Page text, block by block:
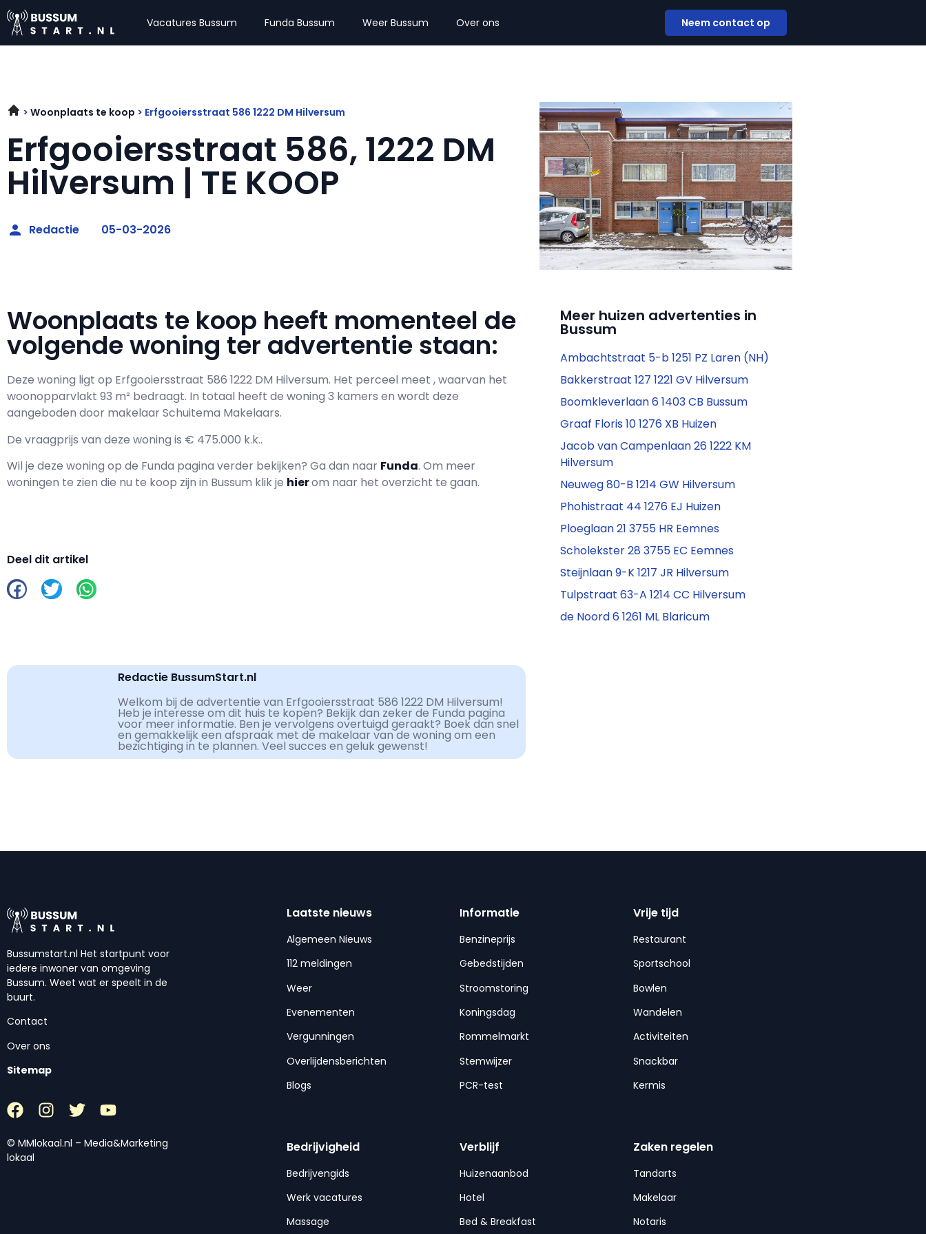
Vacatures Bussum Funda Bussum Weer Bussum Over ons Neem contact op
Woonplaats te koop Erfgooiersstraat 586 1222 DM Hilversum
Erfgooiersstraat 586, 1222 DM
Hilversum | TE KOOP
Redactie 05-03-2026
Woonplaats te koop heeft momenteel de
volgende woning ter advertentie staan:
Deze woning ligt op Erfgooiersstraat 586 1222 DM Hilversum. Het perceel meet , waarvan het
woonopparvlakt 93 m² bedraagt. In totaal heeft de woning 3 kamers en wordt deze
aangeboden door makelaar Schuitema Makelaars.
De vraagprijs van deze woning is € 475.000 k.k..
Wil je deze woning op de Funda pagina verder bekijken? Ga dan naar Funda. Om meer
woningen te zien die nu te koop zijn in Bussum klik je hierom naar het overzicht te gaan.
Deel dit artikel
Redactie BussumStart.nl
Welkom bij de advertentie van Erfgooiersstraat 586 1222 DM Hilversum!
Heb je interesse om dit huis te kopen? Bekijk dan zeker de Funda pagina
voor meer informatie. Ben je vervolgens overtuigd geraakt? Boek dan snel
en gemakkelijk een afspraak met de makelaar van de woning om een
bezichtiging in te plannen. Veel succes en geluk gewenst!
Meer huizen advertenties in
Bussum
Ambachtstraat 5-b 1251 PZ Laren (NH)
Bakkerstraat 127 1221 GV Hilversum
Boomkleverlaan 6 1403 CB Bussum
Graaf Floris 10 1276 XB Huizen
Jacob van Campenlaan 26 1222 KM
Hilversum
Neuweg 80-B 1214 GW Hilversum
Phohistraat 44 1276 EJ Huizen
Ploeglaan 21 3755 HR Eemnes
Scholekster 28 3755 EC Eemnes
Steijnlaan 9-K 1217 JR Hilversum
Tulpstraat 63-A 1214 CC Hilversum
de Noord 6 1261 ML Blaricum
Bussumstart.nl Het startpunt voor
iedere inwoner van omgeving
Bussum. Weet wat er speelt in de
buurt.
Contact
Over ons
Sitemap
© MMlokaal.nl – Media&Marketing
lokaal
Laatste nieuws
Algemeen Nieuws
112 meldingen
Weer
Evenementen
Vergunningen
Overlijdensberichten
Blogs
Informatie
Benzineprijs
Gebedstijden
Stroomstoring
Koningsdag
Rommelmarkt
Stemwijzer
PCR-test
Vrije tijd
Restaurant
Sportschool
Bowlen
Wandelen
Activiteiten
Snackbar
Kermis
Bedrijvigheid
Bedrijvengids
Werk vacatures
Massage
Verblijf
Huizenaanbod
Hotel
Bed & Breakfast
Zaken regelen
Tandarts
Makelaar
Notaris